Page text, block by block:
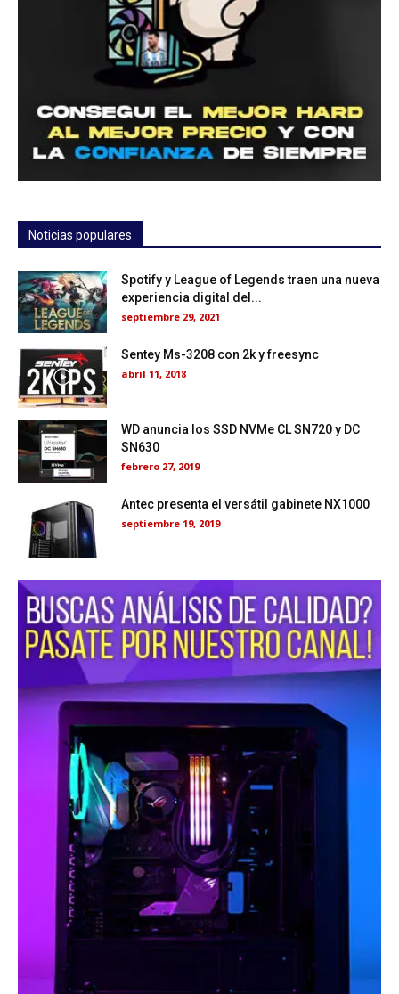
Noticias populares
Spotify y League of Legends traen una nueva
experiencia digital del...
septiembre 29, 2021
Sentey Ms-3208 con 2k y freesync
abril 11, 2018
WD anuncia los SSD NVMe CL SN720 y DC
SN630
febrero 27, 2019
Antec presenta el versátil gabinete NX1000
septiembre 19, 2019